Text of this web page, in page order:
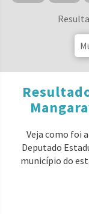
Veja como foi
Deputado
município do